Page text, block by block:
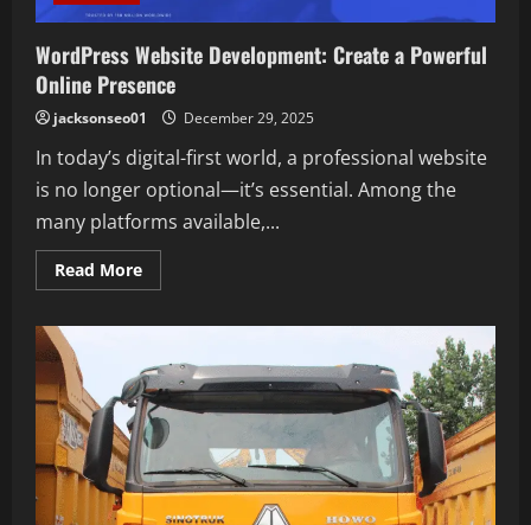
WordPress Website Development: Create a Powerful
Online Presence
jacksonseo01 December 29, 2025
In today’s digital-first world, a professional website
is no longer optional—it’s essential. Among the
many platforms available,...
Read MoreRead
more
Create
a
Powerful
Online
Presence